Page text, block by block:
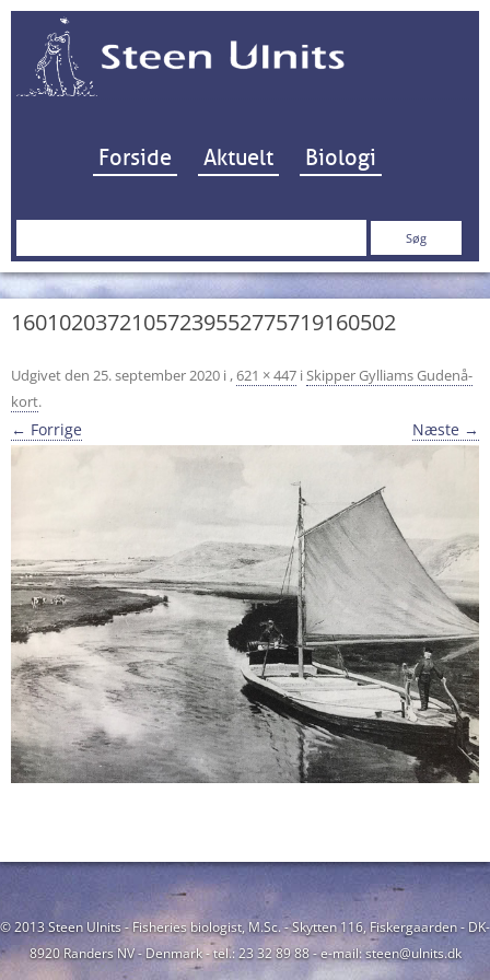
Hop til indhold
Forside Aktuelt Biologi
Søg
16010203721057239552775719160502
Udgivet den 25. september 2020 i ,621 × 447 iSkipper Gylliams Gudenå-
kort.
← Forrige Næste →
© 2013 Steen Ulnits - Fisheries biologist, M.Sc. - Skytten 116, Fiskergaarden - DK-
8920 Randers NV - Denmark - tel.: 23 32 89 88 - e-mail: steen@ulnits.dk